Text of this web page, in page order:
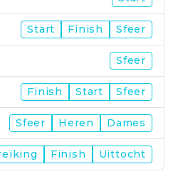
Start Finish Sfeer
Sfeer
Finish Start Sfeer
Sfeer Heren Dames
Finish Uittocht